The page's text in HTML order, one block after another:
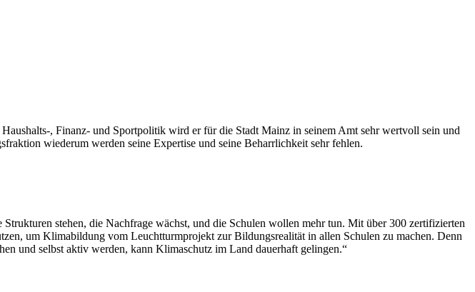
, Finanz- und Sportpolitik wird er für die Stadt Mainz in seinem Amt sehr wertvoll sein und
wiederum werden seine Expertise und seine Beharrlichkeit sehr fehlen.
stehen, die Nachfrage wächst, und die Schulen wollen mehr tun. Mit über 300 zertifizierten
um Klimabildung vom Leuchtturmprojekt zur Bildungsrealität in allen Schulen zu machen. Denn
und selbst aktiv werden, kann Klimaschutz im Land dauerhaft gelingen.“